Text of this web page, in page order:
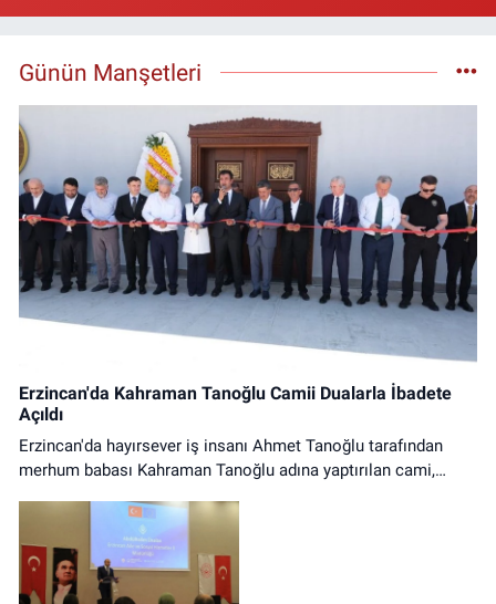
Günün Manşetleri
Erzincan'da Kahraman Tanoğlu Camii Dualarla İbadete
Açıldı
Erzincan'da hayırsever iş insanı Ahmet Tanoğlu tarafından
merhum babası Kahraman Tanoğlu adına yaptırılan cami,